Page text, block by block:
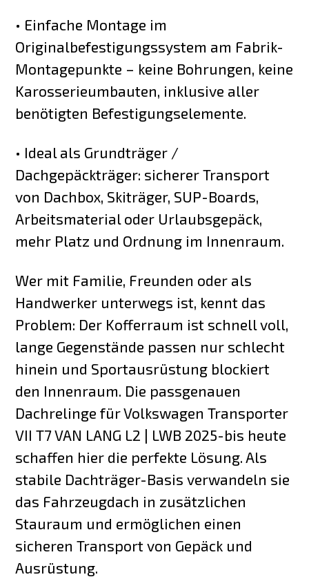
• Einfache Montage im
Originalbefestigungssystem am Fabrik-
Montagepunkte – keine Bohrungen, keine
Karosserieumbauten, inklusive aller
benötigten Befestigungselemente.
• Ideal als Grundträger /
Dachgepäckträger: sicherer Transport
von Dachbox, Skiträger, SUP-Boards,
Arbeitsmaterial oder Urlaubsgepäck,
mehr Platz und Ordnung im Innenraum.
Wer mit Familie, Freunden oder als
Handwerker unterwegs ist, kennt das
Problem: Der Kofferraum ist schnell voll,
lange Gegenstände passen nur schlecht
hinein und Sportausrüstung blockiert
den Innenraum. Die passgenauen
Dachrelinge für Volkswagen Transporter
VII T7 VAN LANG L2 | LWB 2025-bis heute
schaffen hier die perfekte Lösung. Als
stabile Dachträger-Basis verwandeln sie
das Fahrzeugdach in zusätzlichen
Stauraum und ermöglichen einen
sicheren Transport von Gepäck und
Ausrüstung.